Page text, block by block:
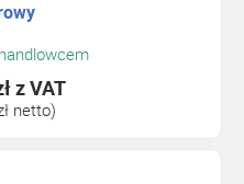
z VAT
netto)